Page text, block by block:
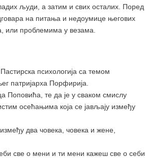
људи, а затим и свих осталих. Поред
на питања и недоумице његових
или проблемима у везама.
психологија са темом
патријарха Порфирија.
Поповића, те да је у сваком смислу
осећањима која се јављају између
два човека, човека и жене,
све о мени и ти мени кажеш све о себи,